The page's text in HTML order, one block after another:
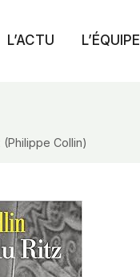
L’ACTU L’ÉQUIPE
Collin)